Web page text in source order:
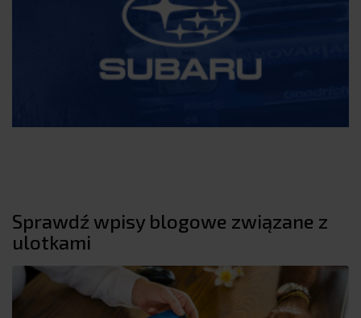
Sprawdź wpisy blogowe związane z
ulotkami